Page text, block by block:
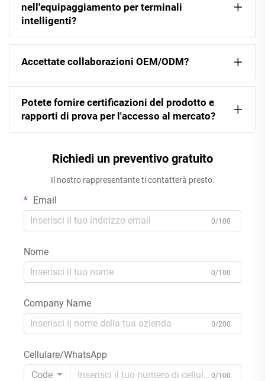
nell'equipaggiamento per terminali
intelligenti?
Accettate collaborazioni OEM/ODM?
Potete fornire certificazioni del prodotto e
rapporti di prova per l'accesso al mercato?
Richiedi un preventivo gratuito
Il nostro rappresentante ti contatterà presto.
Email
0/100
Nome
0/100
Company Name
0/200
Cellulare/WhatsApp
Code
0/100